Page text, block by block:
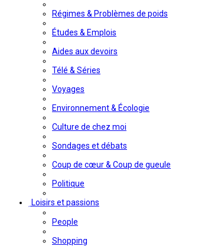
Régimes & Problèmes de poids
Études & Emplois
Aides aux devoirs
Télé & Séries
Voyages
Environnement & Écologie
Culture de chez moi
Sondages et débats
Coup de cœur & Coup de gueule
Politique
Loisirs et passions
People
Shopping